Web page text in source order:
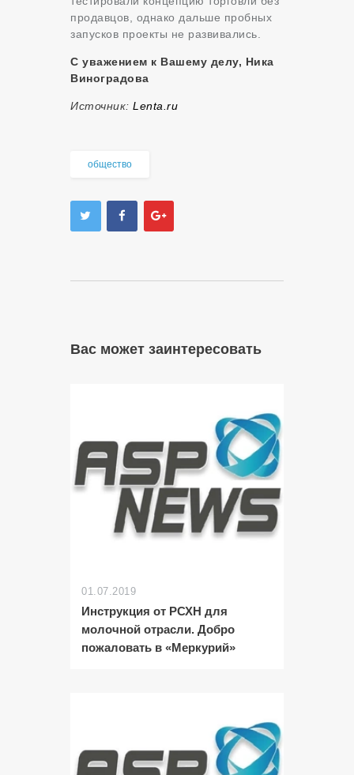
продавцов, однако дальше пробных
запусков проекты не развивались.
С уважением к Вашему делу, Ника
Виноградова
Источник: Lenta.ru
общество
Вас может заинтересовать
01.07.2019
Инструкция от РСХН для
молочной отрасли. Добро
пожаловать в «Меркурий»